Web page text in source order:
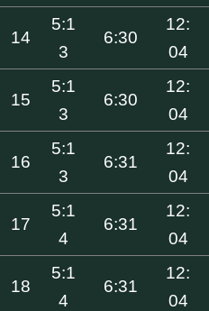
14
5:1
3
6:30
12:
04
15
5:1
3
6:30
12:
04
16
5:1
3
6:31
12:
04
17
5:1
4
6:31
12:
04
18
5:1
4
6:31
12:
04